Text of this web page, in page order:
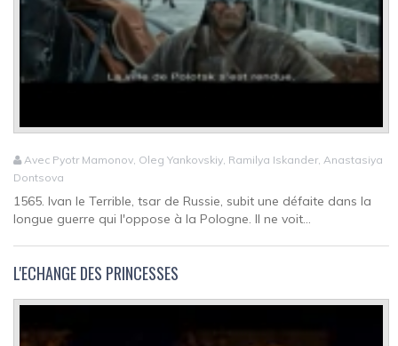
Avec Pyotr Mamonov, Oleg Yankovskiy, Ramilya Iskander, Anastasiya
Dontsova
1565. Ivan le Terrible, tsar de Russie, subit une défaite dans la
longue guerre qui l'oppose à la Pologne. Il ne voit...
L'ECHANGE DES PRINCESSES